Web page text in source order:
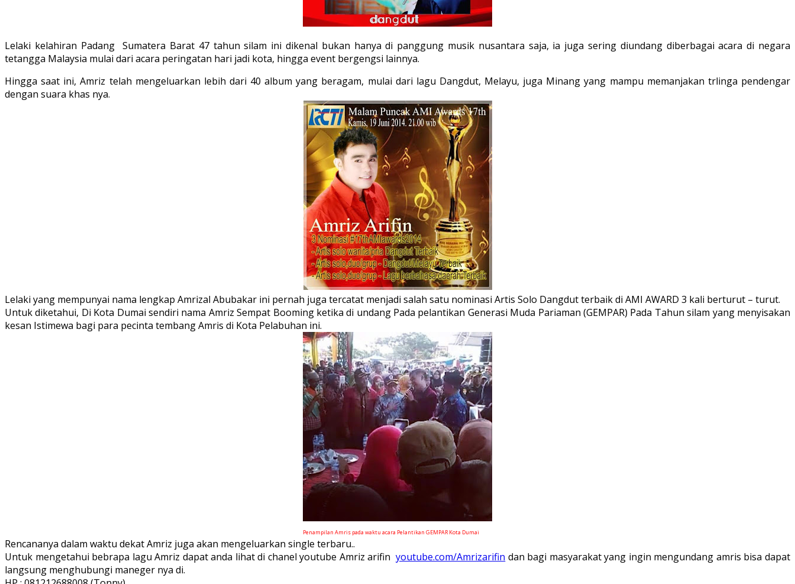
Lelaki kelahiran Padang Sumatera Barat 47 tahun silam ini dikenal bukan hanya di panggung musik nusantara saja, ia juga sering diundang diberbagai acara di negara
tetangga Malaysia mulai dari acara peringatan hari jadi kota, hingga event bergengsi lainnya.
Hingga saat ini, Amriz telah mengeluarkan lebih dari 40 album yang beragam, mulai dari lagu Dangdut, Melayu, juga Minang yang mampu memanjakan trlinga pendengar
dengan suara khas nya.
Lelaki yang mempunyai nama lengkap Amrizal Abubakar ini pernah juga tercatat menjadi salah satu nominasi Artis Solo Dangdut terbaik di AMI AWARD 3 kali berturut – turut.
Untuk diketahui, Di Kota Dumai sendiri nama Amriz Sempat Booming ketika di undang Pada pelantikan Generasi Muda Pariaman (GEMPAR) Pada Tahun silam yang menyisakan
kesan Istimewa bagi para pecinta tembang Amris di Kota Pelabuhan ini.
Penampilan Amris pada waktu acara Pelantikan GEMPAR Kota Dumai
Rencananya dalam waktu dekat Amriz juga akan mengeluarkan single terbaru..
Untuk mengetahui bebrapa lagu Amriz dapat anda lihat di chanel youtube Amriz arifinyoutube.com/Amrizarifin dan bagi masyarakat yang ingin mengundang amris bisa dapat
langsung menghubungi maneger nya di.